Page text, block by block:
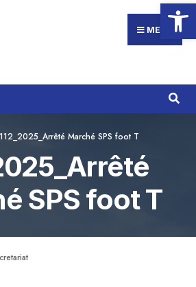
Ouvrir
MENU
112_2025_Arrêté Marché SPS foot T
SPS foot T